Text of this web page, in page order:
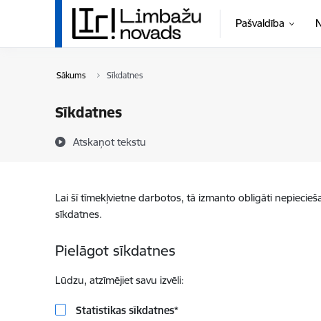
Pāriet uz lapas saturu
Pašvaldība
Sākums Sīkdatnes
Sīkdatnes
Atskaņot tekstu
Lai šī tīmekļvietne darbotos, tā izmanto obligāti
sīkdatnes.
Pielāgot sīkdatnes
Lūdzu, atzīmējiet savu izvēli:
Statistikas sīkdatnes*